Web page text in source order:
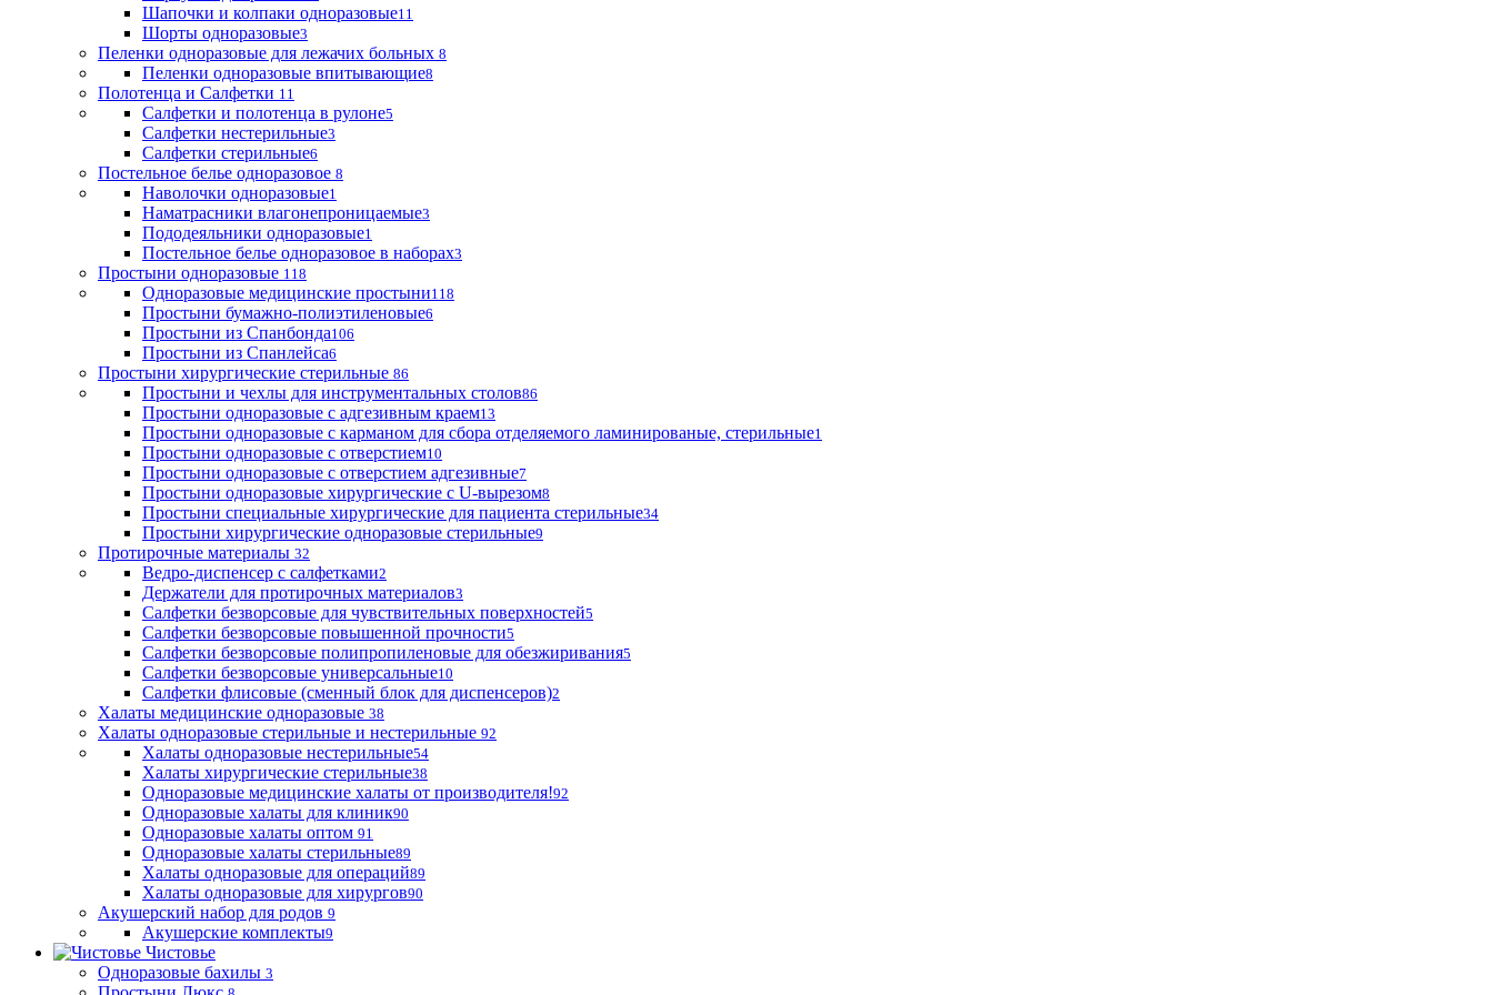
Шапочки и колпаки одноразовые11
Шорты одноразовые3
Пеленки одноразовые для лежачих больных 8
Пеленки одноразовые впитывающие8
Полотенца и Салфетки 11
Салфетки и полотенца в рулоне5
Салфетки нестерильные3
Салфетки стерильные6
Постельное белье одноразовое 8
Наволочки одноразовые1
Наматрасники влагонепроницаемые3
Пододеяльники одноразовые1
Постельное белье одноразовое в наборах3
Простыни одноразовые 118
Одноразовые медицинские простыни118
Простыни бумажно-полиэтиленовые6
Простыни из Спанбонда106
Простыни из Спанлейса6
Простыни хирургические стерильные 86
Простыни и чехлы для инструментальных столов86
Простыни одноразовые с адгезивным краем13
Простыни одноразовые с карманом для сбора отделяемого ламинированые, стерильные1
Простыни одноразовые с отверстием10
Простыни одноразовые с отверстием адгезивные7
Простыни одноразовые хирургические с U-вырезом8
Простыни специальные хирургические для пациента стерильные34
Простыни хирургические одноразовые стерильные9
Протирочные материалы 32
Ведро-диспенсер с салфетками2
Держатели для протирочных материалов3
Салфетки безворсовые для чувствительных поверхностей5
Салфетки безворсовые повышенной прочности5
Салфетки безворсовые полипропиленовые для обезжиривания5
Салфетки безворсовые универсальные10
Салфетки флисовые (сменный блок для диспенсеров)2
Халаты медицинские одноразовые 38
Халаты одноразовые стерильные и нестерильные 92
Халаты одноразовые нестерильные54
Халаты хирургические стерильные38
Одноразовые медицинские халаты от производителя!92
Одноразовые халаты для клиник90
Одноразовые халаты оптом 91
Одноразовые халаты стерильные89
Халаты одноразовые для операций89
Халаты одноразовые для хирургов90
Акушерский набор для родов 9
Акушерские комплекты9
Чистовье
Одноразовые бахилы 3